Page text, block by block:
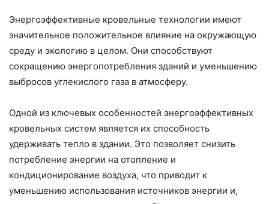
Энергоэффективные кровельные технологии имеют
значительное положительное влияние на окружающую
среду и экологию в целом. Они способствуют
сокращению энергопотребления зданий и уменьшению
выбросов углекислого газа в атмосферу.
Одной из ключевых особенностей энергоэффективных
кровельных систем является их способность
удерживать тепло в здании. Это позволяет снизить
потребление энергии на отопление и
кондиционирование воздуха, что приводит к
уменьшению использования источников энергии и,